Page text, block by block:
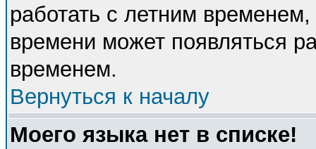
работать с летним временем,
времени может появляться
временем.
Вернуться к началу
Моего языка нет в списке!